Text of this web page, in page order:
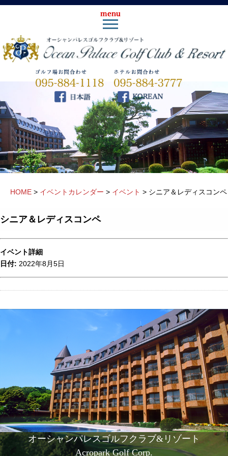
HOME > イベントカレンダー > イベント > シニア＆レディスコンペ
シニア＆レディスコンペ
イベント詳細
日付: 2022年8月5日
オーシャンパレスゴルフクラブ&リゾート
Acropark Golf Corp.